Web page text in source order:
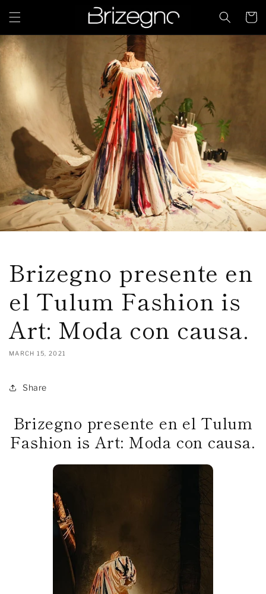
content
Cart
Brizegno presente en
el Tulum Fashion is
Art: Moda con causa.
MARCH 15, 2021
Share
Brizegno presente en el Tulum
Fashion is Art: Moda con causa.